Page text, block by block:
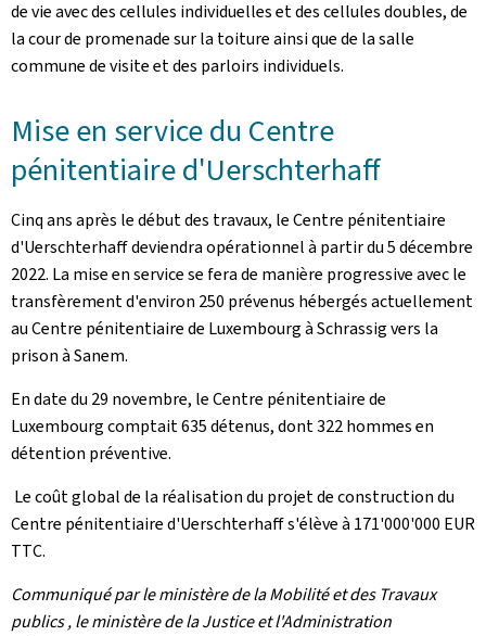
de vie avec des cellules individuelles et des cellules doubles, de
la cour de promenade sur la toiture ainsi que de la salle
commune de visite et des parloirs individuels.
Mise en service du Centre
pénitentiaire d'Uerschterhaff
Cinq ans après le début des travaux, le Centre pénitentiaire
d'Uerschterhaffdeviendra opérationnel à partir du 5 décembre
2022. La mise en service se fera de manière progressive avec le
transfèrement d'environ 250 prévenus hébergés actuellement
au Centre pénitentiaire de Luxembourg à Schrassig vers la
prison à Sanem.
En date du 29 novembre, le Centre pénitentiaire de
Luxembourg comptait 635 détenus, dont 322 hommes en
détention préventive.
Le coût global de la réalisation du projet de construction du
Centre pénitentiaire d'Uerschterhaffs'élève à 171'000'000 EUR
TTC.
Communiqué par le ministère de la Mobilité et des Travaux
publics , le ministère de la Justice et l'Administration